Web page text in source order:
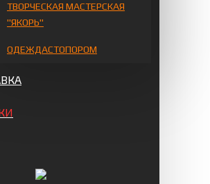
ТВОРЧЕСКАЯ МАСТЕРСКАЯ
"ЯКОРЬ"
ОДЕЖДАСТОПОРОМ